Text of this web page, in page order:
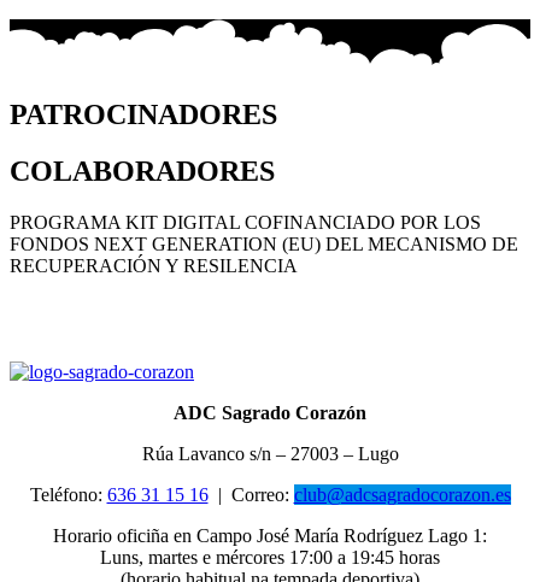
PATROCINADORES
COLABORADORES
PROGRAMA KIT DIGITAL COFINANCIADO POR LOS
FONDOS NEXT GENERATION (EU) DEL MECANISMO DE
RECUPERACIÓN Y RESILENCIA
ADC Sagrado Corazón
Rúa Lavanco s/n – 27003 – Lugo
Teléfono: 636 31 15 16| Correo: club@adcsagradocorazon.es
Horario oficiña en Campo José María Rodríguez Lago 1:
Luns, martes e mércores 17:00 a 19:45 horas